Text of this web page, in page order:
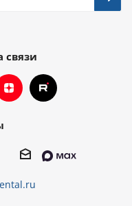
связи